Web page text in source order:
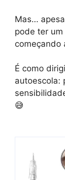
Mas…
pode ter
começando
É como
autoescola:
😅